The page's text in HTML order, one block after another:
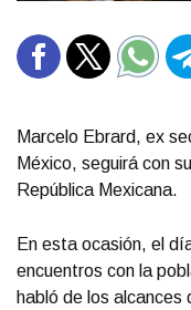
Marcelo Ebrard, ex
México, seguirá con
República Mexicana.
En esta ocasión, el
encuentros con la
habló de los alcances